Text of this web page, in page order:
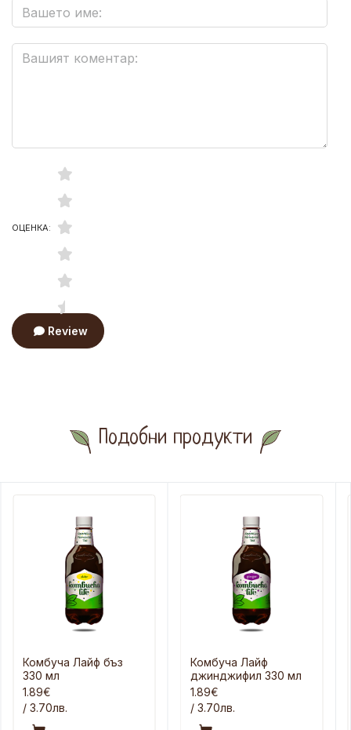
ОЦЕНКА:
Review
Подобни продукти
Комбуча Лайф бъз
330 мл
1.89€
/ 3.70лв.
Комбуча Лайф
джинджифил 330 мл
1.89€
/ 3.70лв.